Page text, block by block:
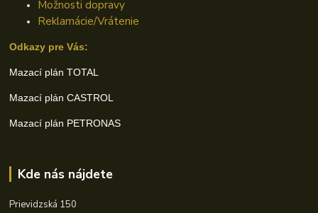
Možnosti dopravy
Reklamácie/Vrátenie
Odkazy pre Vás:
Mazací plán TOTAL
Mazací plán CASTROL
Mazací plán PETRONAS
Kde nás nájdete
Prievidzská 150